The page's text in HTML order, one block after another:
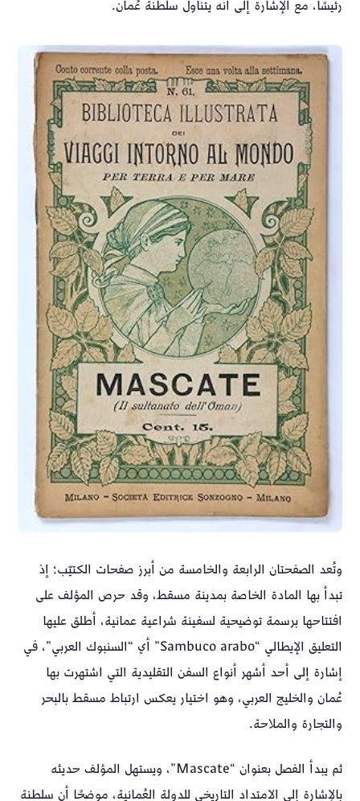
رئيسًا، مع الإشارة إلى أنه يتناول سلطنة عُمان.
وتُعد الصفحتان الرابعة والخامسة من أبرز صفحات الكتيّب؛ إذ
تبدأ بها المادة الخاصة بمدينة مسقط، وقد حرص المؤلف على
افتتاحها برسمة توضيحية لسفينة شراعية عمانية، أطلق عليها
التعليق الإيطالي “Sambuco arabo” أي “السنبوك العربي”، في
إشارة إلى أحد أشهر أنواع السفن التقليدية التي اشتهرت بها
عُمان والخليج العربي، وهو اختيار يعكس ارتباط مسقط بالبحر
والتجارة والملاحة.
ثم يبدأ الفصل بعنوان “Mascate”، ويستهل المؤلف حديثه
بالإشارة إلى الامتداد التاريخي للدولة العُمانية، موضحًا أن سلطنة